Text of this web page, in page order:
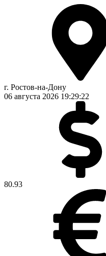
г. Ростов-на-Дону
06 августа 2026 19:29:22
80.93